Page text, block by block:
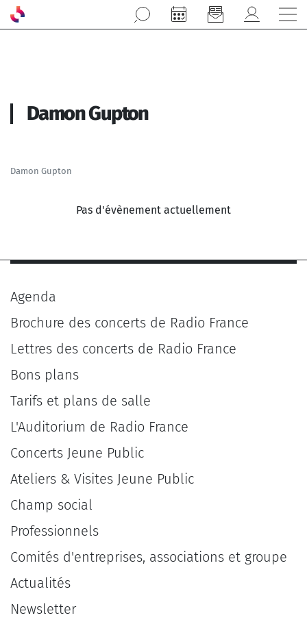
Aller au contenu principal
Damon Gupton
Damon Gupton
Pas d'évènement actuellement
Agenda
Brochure des concerts de Radio France
Lettres des concerts de Radio France
Bons plans
Tarifs et plans de salle
L'Auditorium de Radio France
Concerts Jeune Public
Ateliers & Visites Jeune Public
Champ social
Professionnels
Comités d'entreprises, associations et groupe
Actualités
Newsletter